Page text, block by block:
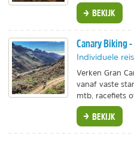
BEKIJK
Canary Biking
Individuele reis
Verken Gran
vanaf vaste
mtb, racefiets
BEKIJK